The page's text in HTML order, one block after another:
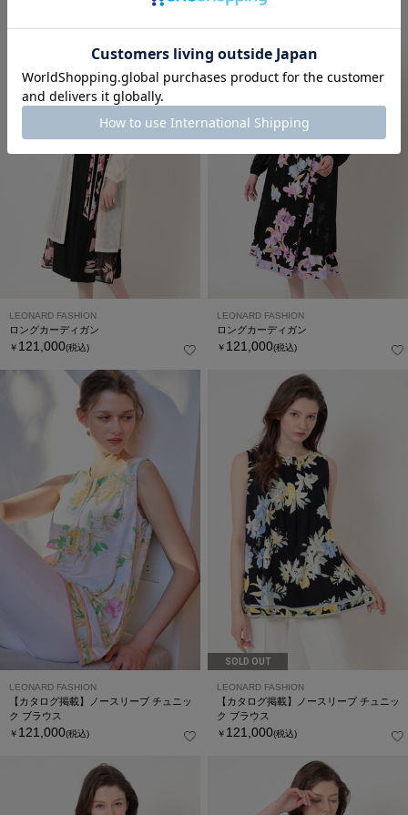
LEONARD FASHION
ロングカーディガン
￥ 121,000(税込)
LEONARD FASHION
ロングカーディガン
￥ 121,000(税込)
LEONARD FASHION
【カタログ掲載】ノースリーブ チュニッ
ク ブラウス
￥ 121,000(税込)
SOLD OUT
LEONARD FASHION
【カタログ掲載】ノースリーブ チュニッ
ク ブラウス
￥ 121,000(税込)